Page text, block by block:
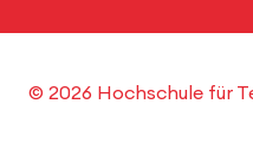
© 2026 Hochschule für